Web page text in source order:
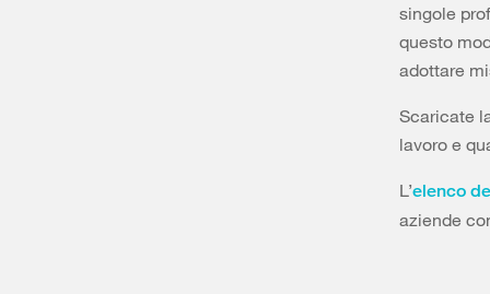
singole
questo
adottare
Scaricate
lavoro e
L’elenco
aziende